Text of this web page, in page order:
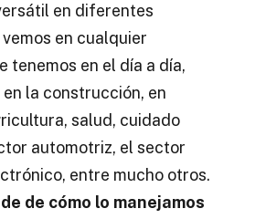
en diferentes
en cualquier
tenemos en el día a día,
la construcción, en
salud, cuidado
automotriz, el sector
entre mucho otros.
de cómo lo manejamos